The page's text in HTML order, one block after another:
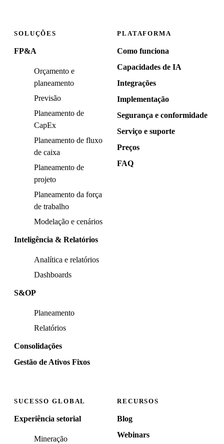
SOLUÇÕES
FP&A
Orçamento e
planeamento
Previsão
Planeamento de
CapEx
Planeamento de fluxo
de caixa
Planeamento de
projeto
Planeamento da força
de trabalho
Modelação e cenários
Inteligência & Relatórios
Analítica e relatórios
Dashboards
S&OP
Planeamento
Relatórios
Consolidações
Gestão de Ativos Fixos
PLATAFORMA
Como funciona
Capacidades de IA
Integrações
Implementação
Segurança e conformidade
Serviço e suporte
Preços
FAQ
SUCESSO GLOBAL
Experiência setorial
Mineração
RECURSOS
Blog
Webinars